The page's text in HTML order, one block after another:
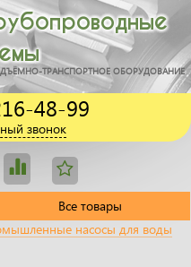
ТРАНСПОРТНОЕ ОБОРУДОВАНИЕ
48-99
звонок
Все товары
насосы для воды